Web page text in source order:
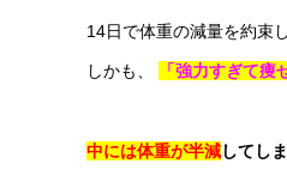
14日で体重の減量を約束
しかも、 「強力すぎて
中には体重が半減してし